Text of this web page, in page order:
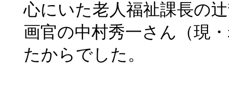
心にいた老人福祉課長の
画官の中村秀一さん（現
たからでした。